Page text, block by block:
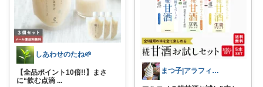
しあわせのたね🌱
【全品ポイント10倍!!】まさ
に“飲む点滴 ...
まつ子|アラフィフ主婦のときめくモノ